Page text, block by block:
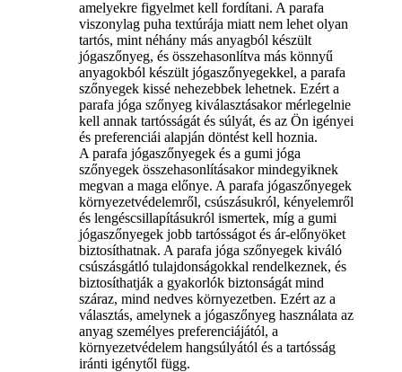
amelyekre figyelmet kell fordítani. A parafa
viszonylag puha textúrája miatt nem lehet olyan
tartós, mint néhány más anyagból készült
jógaszőnyeg, és összehasonlítva más könnyű
anyagokból készült jógaszőnyegekkel, a parafa
szőnyegek kissé nehezebbek lehetnek. Ezért a
parafa jóga szőnyeg kiválasztásakor mérlegelnie
kell annak tartósságát és súlyát, és az Ön igényei
és preferenciái alapján döntést kell hoznia.
A parafa jógaszőnyegek és a gumi jóga
szőnyegek összehasonlításakor mindegyiknek
megvan a maga előnye. A parafa jógaszőnyegek
környezetvédelemről, csúszásukról, kényelemről
és lengéscsillapításukról ismertek, míg a gumi
jógaszőnyegek jobb tartósságot és ár-előnyöket
biztosíthatnak. A parafa jóga szőnyegek kiváló
csúszásgátló tulajdonságokkal rendelkeznek, és
biztosíthatják a gyakorlók biztonságát mind
száraz, mind nedves környezetben. Ezért az a
választás, amelynek a jógaszőnyeg használata az
anyag személyes preferenciájától, a
környezetvédelem hangsúlyától és a tartósság
iránti igénytől függ.